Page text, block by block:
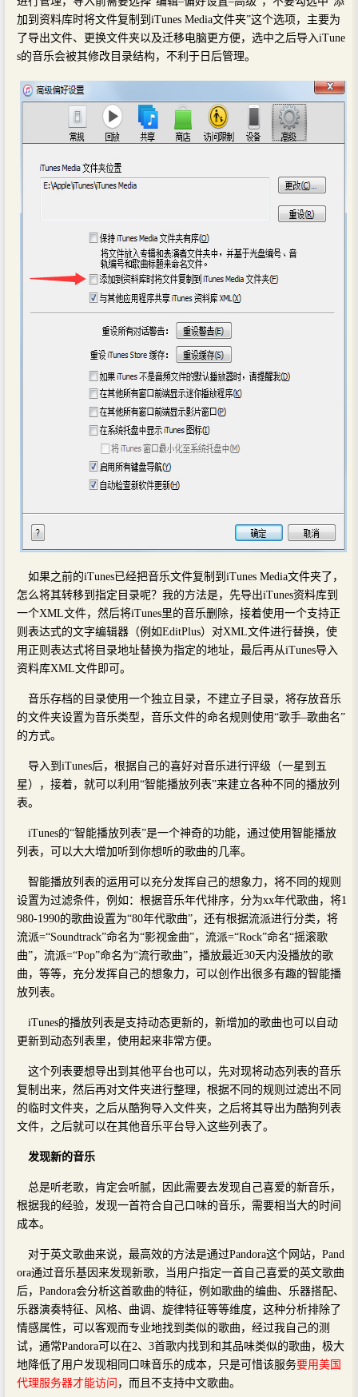
加到资料库时将文件复制到iTunes Media文件夹”这个选项，主要为
了导出文件、更换文件夹以及迁移电脑更方便，选中之后导入iTune
s的音乐会被其修改目录结构，不利于日后管理。
如果之前的iTunes已经把音乐文件复制到iTunes Media文件夹了，
怎么将其转移到指定目录呢？我的方法是，先导出iTunes资料库到
一个XML文件，然后将iTunes里的音乐删除，接着使用一个支持正
则表达式的文字编辑器（例如EditPlus）对XML文件进行替换，使
用正则表达式将目录地址替换为指定的地址，最后再从iTunes导入
资料库XML文件即可。
音乐存档的目录使用一个独立目录，不建立子目录，将存放音乐
的文件夹设置为音乐类型，音乐文件的命名规则使用“歌手–歌曲名”
的方式。
导入到iTunes后，根据自己的喜好对音乐进行评级（一星到五
星），接着，就可以利用“智能播放列表”来建立各种不同的播放列
表。
iTunes的“智能播放列表”是一个神奇的功能，通过使用智能播放
列表，可以大大增加听到你想听的歌曲的几率。
智能播放列表的运用可以充分发挥自己的想象力，将不同的规则
设置为过滤条件，例如：根据音乐年代排序，分为xx年代歌曲，将1
980-1990的歌曲设置为“80年代歌曲”，还有根据流派进行分类，将
流派=“Soundtrack”命名为“影视金曲”，流派=“Rock”命名“摇滚歌
曲”，流派=“Pop”命名为“流行歌曲”，播放最近30天内没播放的歌
曲，等等，充分发挥自己的想象力，可以创作出很多有趣的智能播
放列表。
iTunes的播放列表是支持动态更新的，新增加的歌曲也可以自动
更新到动态列表里，使用起来非常方便。
这个列表要想导出到其他平台也可以，先对现将动态列表的音乐
复制出来，然后再对文件夹进行整理，根据不同的规则过滤出不同
的临时文件夹，之后从酷狗导入文件夹，之后将其导出为酷狗列表
文件，之后就可以在其他音乐平台导入这些列表了。
发现新的音乐
总是听老歌，肯定会听腻，因此需要去发现自己喜爱的新音乐，
根据我的经验，发现一首符合自己口味的音乐，需要相当大的时间
成本。
对于英文歌曲来说，最高效的方法是通过Pandora这个网站，Pand
ora通过音乐基因来发现新歌，当用户指定一首自己喜爱的英文歌曲
后，Pandora会分析这首歌曲的特征，例如歌曲的编曲、乐器搭配、
乐器演奏特征、风格、曲调、旋律特征等等维度，这种分析排除了
情感属性，可以客观而专业地找到类似的歌曲，经过我自己的测
试，通常Pandora可以在2、3首歌内找到和其品味类似的歌曲，极大
地降低了用户发现相同口味音乐的成本，只是可惜该服务要用美国
代理服务器才能访问 ，而且不支持中文歌曲。